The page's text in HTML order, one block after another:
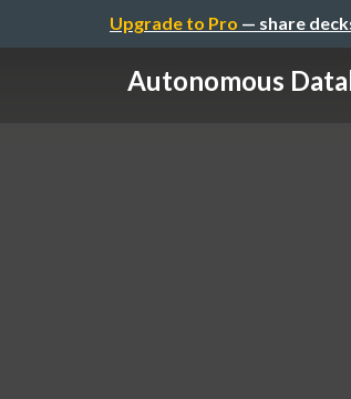
Upgrade to Pro — share
Autonomous